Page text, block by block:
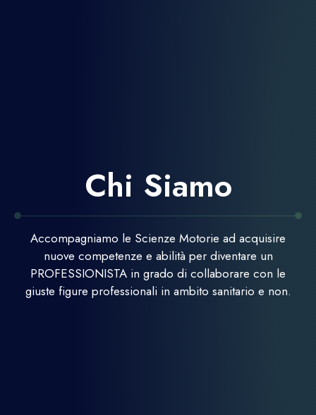
Chi Siamo
Accompagniamo le Scienze Motorie ad acquisire
nuove competenze e abilità per diventare un
PROFESSIONISTA in grado di collaborare con le
giuste figure professionali in ambito sanitario e non.